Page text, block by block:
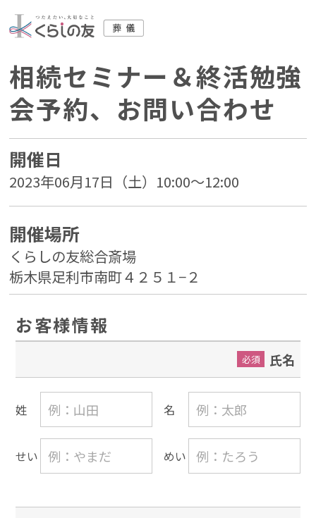
相続セミナー＆終活勉強
会予約、お問い合わせ
開催日
2023年06月17日（土）10:00～12:00
開催場所
くらしの友総合斎場
栃木県足利市南町４２５１−２
お客様情報
氏名
必須
姓 名
せい めい